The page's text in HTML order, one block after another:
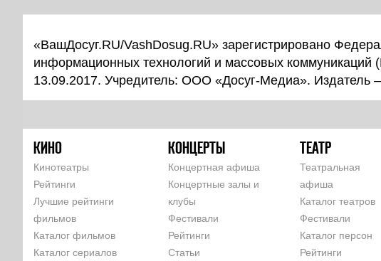
«ВашДосуг.RU/VashDosug.RU» зарегистрировано
информационных технологий и массовых
13.09.2017. Учредитель: ООО «Досуг-Медиа».
КИНО
Кинотеатры
Рейтинги
Лучшие рейтинги
фильмов
Каталог фильмов
Каталог сериалов
КОНЦЕРТЫ
Концертная афиша
Концертные залы и
клубы
Фестивали
Рейтинги
Статьи
ТЕАТР
Театральная
афиша
Каталог театров
Фестивали
Каталог персон
Рейтинги